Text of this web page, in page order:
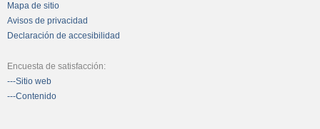
Mapa de sitio
Avisos de privacidad
Declaración de accesibilidad
Encuesta de satisfacción:
---Sitio web
---Contenido